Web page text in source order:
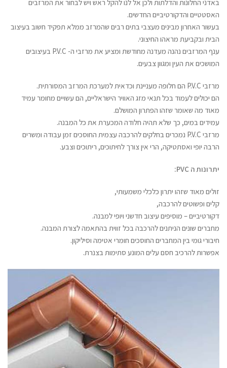
באדני החלונות והדלתות ולכן אל לנו להקל ראש ויש לבחור את המרזבים
האסטטיים והדקורטיביים החדשים.
בעשור האחרון מבינים מעצבי בתים רבים שהמרזב ממלא תפקיד חשוב בעיצוב
הבית ובקביעת מראהו החיצוני.
ענף המרזבים נהנה מעדנה מחודשת ומציע את מרזבי ה- P.V.C בעיצובים
המושכים את העין ומגוון צבעים.
מרזבי P.V.C הם חלופה מעניינת וכדאית למערכת המרזב המסורתית.
הם יכולים לעמוד בכל תנאי מזג האוויר הישראליים, הם עשויים מחומר עמיד
מאוד מה שאומר שזהו הפתרון המושלם.
עמידים במים, כך שלא תהיה חלודה המכערת את כל המבנה.
מרזבי P.V.C נמכרים בחלקים להרכבה עצמית החוסכים זמן עבודה ומשרים
הרבה יופי ואסתטיקה, הרי אין צורך לחיתוכים, ריתוכים וצבע.
יתרונות ה PVC:
זולים מאוד שזהו יתרון כלכלי משמעותי,
קלים ופשוטים להרכבה,
דקורטיביים – מוסיפים עיצוב חדשני ויופי למבנה.
מחברים שונים הניתנים להרכבה בכל זווית בהתאמה לצורת המבנה.
חיבורי גומי בין המחברים החוסכים חומרי אטימה וסיליקון.
אפשרות להרכיב חסם עלים המונע סתימות בצנרת.